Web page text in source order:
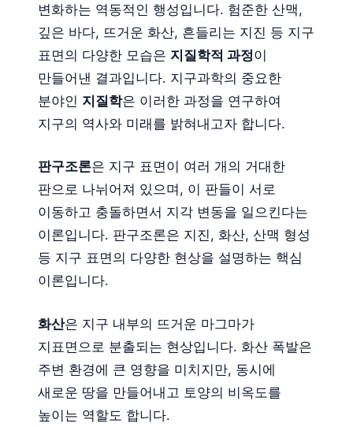
변화하는 역동적인 행성입니다. 험준한 산맥,
깊은 바다, 뜨거운 화산, 흔들리는 지진 등 지구
표면의 다양한 모습은 지질학적 과정이
만들어낸 결과입니다. 지구과학의 중요한
분야인 지질학은 이러한 과정을 연구하여
지구의 역사와 미래를 밝혀내고자 합니다.
판구조론은 지구 표면이 여러 개의 거대한
판으로 나뉘어져 있으며, 이 판들이 서로
이동하고 충돌하면서 지각 변동을 일으킨다는
이론입니다. 판구조론은 지진, 화산, 산맥 형성
등 지구 표면의 다양한 현상을 설명하는 핵심
이론입니다.
화산은 지구 내부의 뜨거운 마그마가
지표면으로 분출되는 현상입니다. 화산 폭발은
주변 환경에 큰 영향을 미치지만, 동시에
새로운 땅을 만들어내고 토양의 비옥도를
높이는 역할도 합니다.